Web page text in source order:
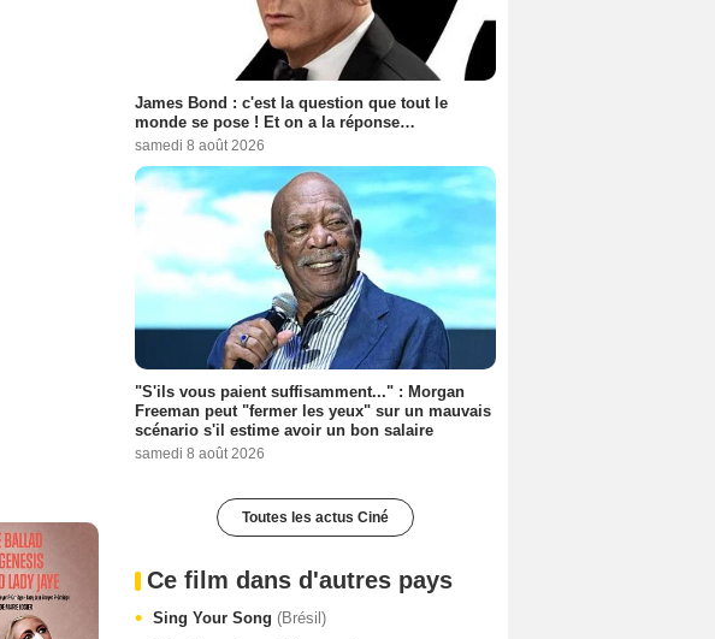
James Bond : c'est la question que tout le
monde se pose ! Et on a la réponse…
samedi 8 août 2026
"S'ils vous paient suffisamment..." : Morgan
Freeman peut "fermer les yeux" sur un mauvais
scénario s'il estime avoir un bon salaire
samedi 8 août 2026
Toutes les actus Ciné
Ce film dans d'autres pays
Sing Your Song (Brésil)